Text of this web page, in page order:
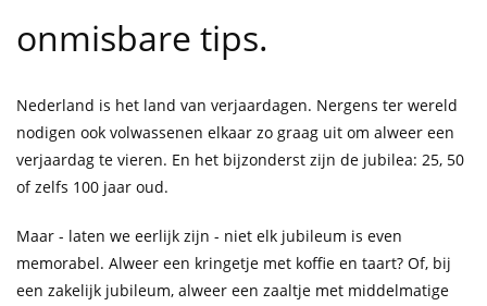
onmisbare tips.
Nederland is het land van verjaardagen. Nergens ter wereld
nodigen ook volwassenen elkaar zo graag uit om alweer een
verjaardag te vieren. En het bijzonderst zijn de jubilea: 25, 50
of zelfs 100 jaar oud.
Maar - laten we eerlijk zijn - niet elk jubileum is even
memorabel. Alweer een kringetje met koffie en taart? Of, bij
een zakelijk jubileum, alweer een zaaltje met middelmatige